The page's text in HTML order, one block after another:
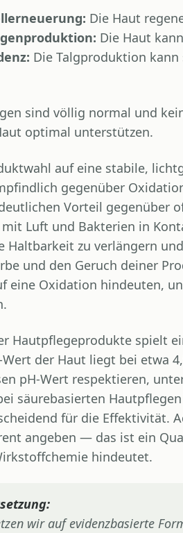
Die Haut
Die Haut
Die Talgproduktion
sind völlig normal und
optimal unterstützen.
auf eine stabile,
gegenüber
Vorteil gegenüber
Luft und Bakterien in
Haltbarkeit zu verlängern
und den Geruch deiner
eine Oxidation hindeuten,
Hautpflegeprodukte spielt
der Haut liegt bei etwa
pH-Wert respektieren,
säurebasierten
für die Effektivität.
angeben — das ist ein
hindeutet.
wir auf evidenzbasierte